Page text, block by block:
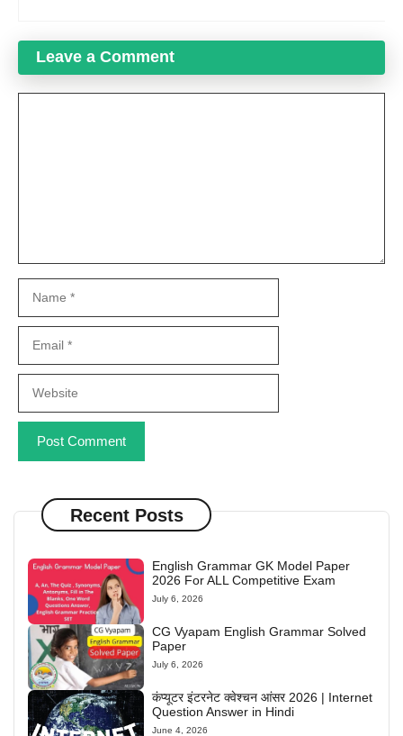
Leave a Comment
Recent Posts
English Grammar GK Model Paper
2026 For ALL Competitive Exam
July 6, 2026
CG Vyapam English Grammar Solved
Paper
July 6, 2026
कंप्यूटर इंटरनेट क्वेश्चन आंसर 2026 | Internet
Question Answer in Hindi
June 4, 2026